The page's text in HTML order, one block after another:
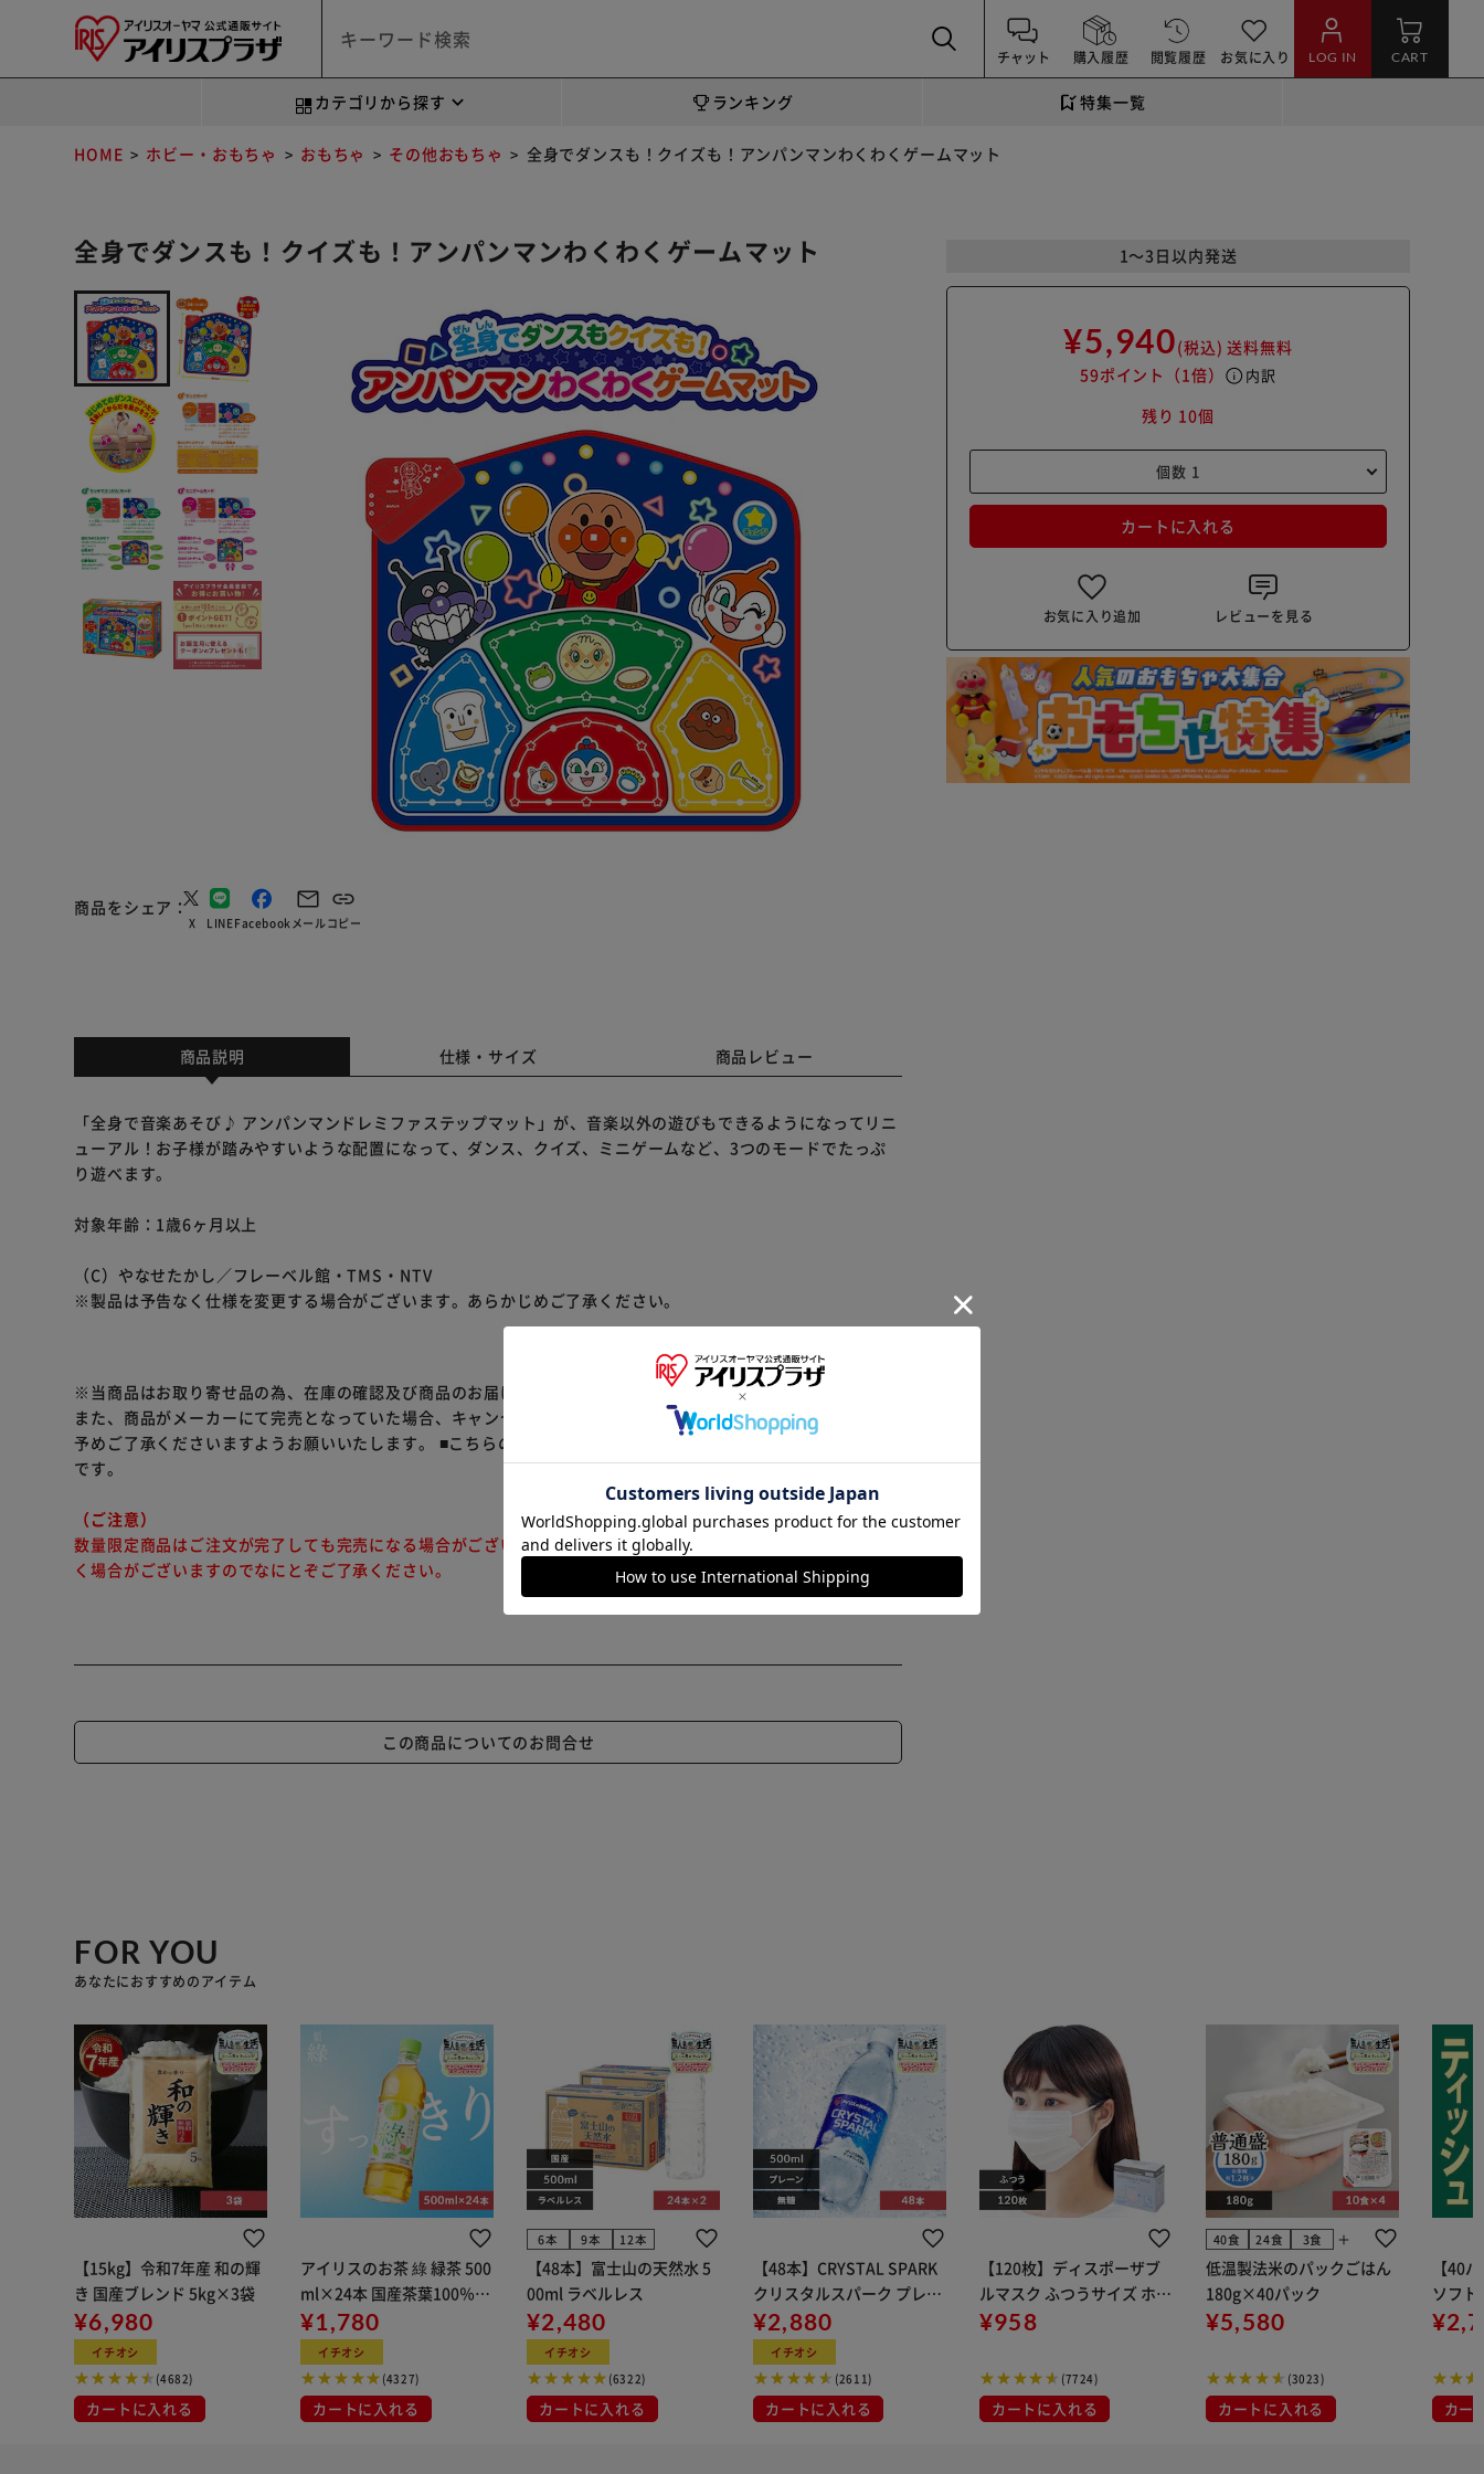
チャット 購入履歴 閲覧履歴 お気に入り LOG IN CART
カテゴリから探す ランキング 特集一覧
HOME ホビー・おもちゃ おもちゃ その他おもちゃ 全身でダンスも！クイズも！アンパンマンわくわくゲームマット
全身でダンスも！クイズも！アンパンマンわくわくゲームマット
商品をシェア
X LINEFacebook メールコピー
1～3日以内発送
¥5,940(税込) 送料無料
59ポイント （1倍） info 内訳
残り 10個
カートに入れる
お気に入り追加 レビューを見る
商品説明 仕様・サイズ 商品レビュー
「全身で音楽あそび♪ アンパンマンドレミファステップマット」が、音楽以外の遊びもできるようになってリニ
ューアル！お子様が踏みやすいような配置になって、ダンス、クイズ、ミニゲームなど、3つのモードでたっぷ
り遊べます。
対象年齢：1歳6ヶ月以上
（C）やなせたかし／フレーベル館・TMS・NTV
※製品は予告なく仕様を変更する場合がございます。あらかじめご了承ください。
※当商品はお取り寄せ品の為、在庫の確認及び商品のお届けまでお時間を頂く場合がございます。
また、商品がメーカーにて完売となっていた場合、キャンセル又は注文内容の変更をお願いいたしております。
予めご了承くださいますようお願いいたします。 ■こちらの商品はアイリスプラザがセレクトしたオススメ商品
です。
（ご注意）
数量限定商品はご注文が完了しても完売になる場合がございます。ご注文をいただいた後にお断りさせていただ
く場合がございますのでなにとぞご了承ください。
この商品についてのお問合せ
FOR YOU
あなたにおすすめのアイテム
【15kg】令和7年産 和の輝
き 国産ブレンド 5kg×3袋
¥6,980
イチオシ
(4682)
カートに入れる
アイリスのお茶 綠 緑茶 500
ml×24本 国産茶葉100％使
用
¥1,780
イチオシ
(4327)
カートに入れる
6本 9本 12本
【48本】富士山の天然水 5
00ml ラベルレス
¥2,480
イチオシ
(6322)
カートに入れる
【48本】CRYSTAL SPARK
クリスタルスパーク プレー
ン 500ml
¥2,880
イチオシ
(2611)
カートに入れる
【120枚】ディスポーザブ
ルマスク ふつうサイズ ホワ
イト 大容量 DISPOSABLE
布
¥958
(7724)
カートに入れる
40食 24食 3食 add
低温製法米のパックごはん
180g×40パック
¥5,580
(3023)
カートに入れる
【40
ソフ
組) 5
カー
※ご確認ください